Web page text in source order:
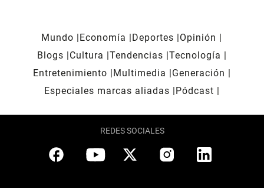
Mundo Economía Deportes
Opinión
Blogs
Cultura Tendencias Tecnología
Entretenimiento
Multimedia
Generación
Especiales marcas aliadas
Pódcast
REDES SOCIALES